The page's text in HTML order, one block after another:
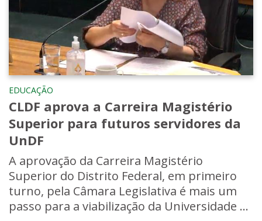
EDUCAÇÃO
CLDF aprova a Carreira Magistério
Superior para futuros servidores da
UnDF
A aprovação da Carreira Magistério
Superior do Distrito Federal, em primeiro
turno, pela Câmara Legislativa é mais um
passo para a viabilização da Universidade ...